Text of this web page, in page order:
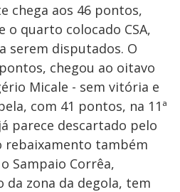
chega aos 46 pontos,
o quarto colocado CSA,
serem disputados. O
chegou ao oitavo
Micale - sem vitória e
com 41 pontos, na 11ª
parece descartado pelo
rebaixamento também
Sampaio Corrêa,
zona da degola, tem